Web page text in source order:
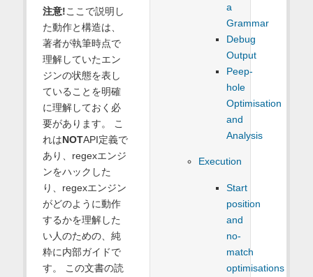
a
Grammar
Debug
Output
Peep-
hole
Optimisation
and
Analysis
Execution
Start
position
and
no-
match
optimisations
注意!ここで説明し
た動作と構造は、
著者が執筆時点で
理解していたエン
ジンの状態を表し
ていることを明確
に理解しておく必
要があります。 こ
れはNOTAPI定義で
あり、regexエンジ
ンをハックした
り、regexエンジン
がどのように動作
するかを理解した
い人のための、純
粋に内部ガイドで
す。 この文書の読